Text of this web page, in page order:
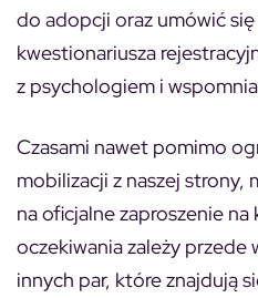
do adopcji oraz umówić się
kwestionariusza
z psychologiem i
Czasami nawet pomimo
mobilizacji z naszej strony,
na oficjalne zaproszenie na
oczekiwania zależy przede
innych par, które znajdują